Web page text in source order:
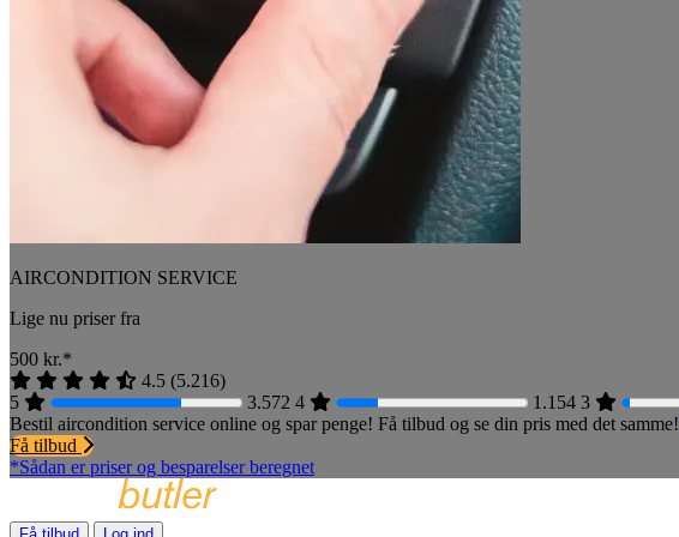
AIRCONDITION SERVICE
Lige nu priser fra
500 kr.*
4.5 (5.216)
5
3.572 4 1.154 3
Bestil aircondition service online og spar penge! Få tilbud og se din pris med det samme!
Få tilbud
*Sådan er priser og besparelser beregnet